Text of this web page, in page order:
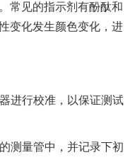
常见的指示剂有酚酞和
变化发生颜色变化，进
进行校准，以保证测试
测量管中，并记录下初